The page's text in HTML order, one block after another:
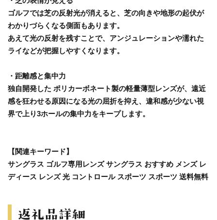
ゴルフでは芝の反射光が消えると、芝の向きや地形の起伏が
わかりづらくなる側面もあります。
あえて光の反射を残すことで、アンジュレーションや濡れた
ライなどが把握しやすくなります。
・距離感と集中力
独自開発した ポリカーボネート製の軽量薄型レンズが、遠近
感を狂わせる原因になる光の屈折を抑え、違和感が少ない視
界で上り3ホールの集中力をキープします。
【関連キーワード】
サングラス ゴルフ専用レンズ サングラス おすすめ メンズ レ
ディース レンズ 光 コントロール スポーツ スポーツ 送料無料